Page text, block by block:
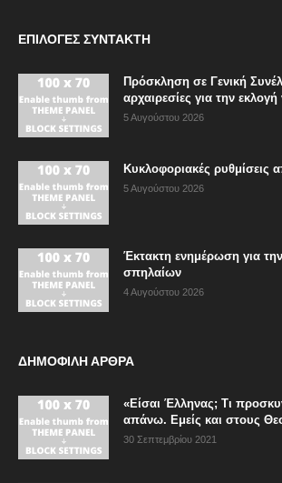
ΕΠΙΛΟΓΈΣ ΣΥΝΤΆΚΤΗ
Πρόσκληση σε Γενική
αρχαιρεσίες για την εκλογή
5 Αυγούστου 2026
Κυκλοφοριακές ρυθμίσεις
5 Αυγούστου 2026
Έκτακτη ενημέρωση για
σπηλαίων
4 Αυγούστου 2026
ΔΗΜΟΦΙΛΗ ΑΡΘΡΑ
«Είσαι Έλληνας; Τι
απάνω. Εμείς και στους
30 Σεπτεμβρίου 2021